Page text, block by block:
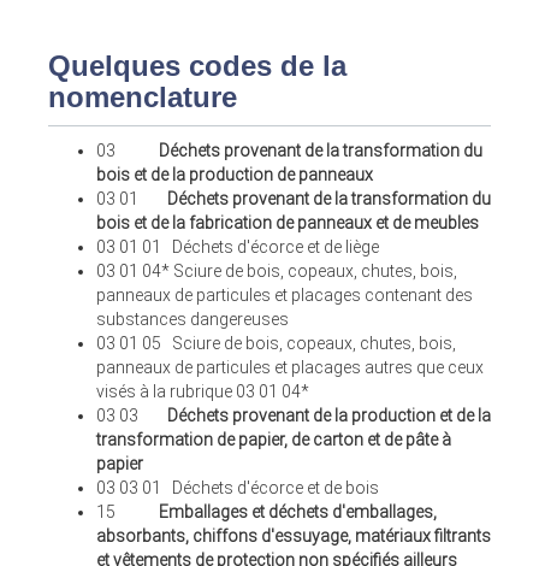
Quelques codes de la
nomenclature
03
Déchets provenant de la transformation du
bois et de la production de panneaux
03 01
Déchets provenant de la transformation du
bois et de la fabrication de panneaux et de meubles
03 01 01 Déchets d'écorce et de liège
03 01 04* Sciure de bois, copeaux, chutes, bois,
panneaux de particules et placages contenant des
substances dangereuses
03 01 05 Sciure de bois, copeaux, chutes, bois,
panneaux de particules et placages autres que ceux
visés à la rubrique 03 01 04*
03 03
Déchets provenant de la production et de la
transformation de papier, de carton et de pâte à
papier
03 03 01 Déchets d'écorce et de bois
15
Emballages et déchets d'emballages,
absorbants, chiffons d'essuyage, matériaux filtrants
et vêtements de protection non spécifiés ailleurs